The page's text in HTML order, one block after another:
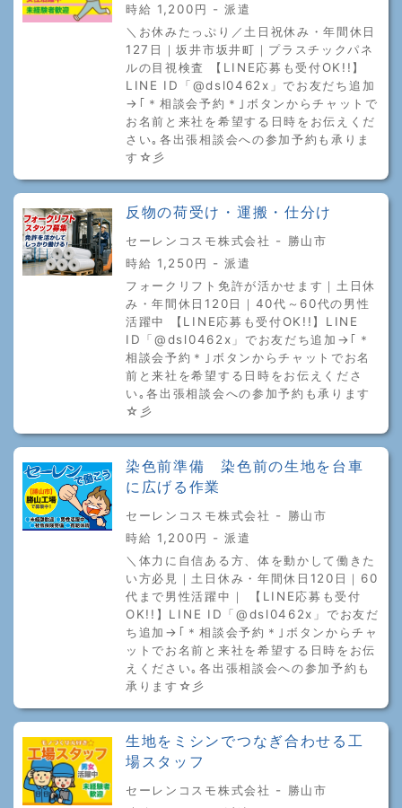
時給 1,200円 - 派遣
＼お休みたっぷり／土日祝休み・年間休日
127日｜坂井市坂井町｜プラスチックパネ
ルの目視検査 【LINE応募も受付OK!!】
LINE ID「@dsl0462x」でお友だち追加
→｢＊相談会予約＊｣ボタンからチャットで
お名前と来社を希望する日時をお伝えくだ
さい｡各出張相談会への参加予約も承りま
す☆彡
反物の荷受け・運搬・仕分け
セーレンコスモ株式会社 - 勝山市
時給 1,250円 - 派遣
フォークリフト免許が活かせます｜土日休
み・年間休日120日｜40代～60代の男性
活躍中 【LINE応募も受付OK!!】LINE
ID「@dsl0462x」でお友だち追加→｢＊
相談会予約＊｣ボタンからチャットでお名
前と来社を希望する日時をお伝えくださ
い｡各出張相談会への参加予約も承ります
☆彡
染色前準備 染色前の生地を台車
に広げる作業
セーレンコスモ株式会社 - 勝山市
時給 1,200円 - 派遣
＼体力に自信ある方、体を動かして働きた
い方必見｜土日休み・年間休日120日｜60
代まで男性活躍中｜ 【LINE応募も受付
OK!!】LINE ID「@dsl0462x」でお友だ
ち追加→｢＊相談会予約＊｣ボタンからチャ
ットでお名前と来社を希望する日時をお伝
えください｡各出張相談会への参加予約も
承ります☆彡
生地をミシンでつなぎ合わせる工
場スタッフ
セーレンコスモ株式会社 - 勝山市